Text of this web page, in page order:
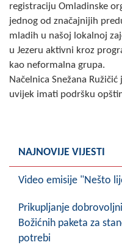
Vijesti
Aktivnosti
Zaštita od požara
Geoistraživanja
registraciju Omladinske
jednog od značajnijih
mladih u našoj lokalnoj
u Jezeru aktivni kroz
kao neformalna grupa.
Načelnica Snežana
uvijek imati podršku
NAJNOVIJE VIJESTI
Video emisije "Nešto
Prikupljanje
Božićnih paketa za
potrebi